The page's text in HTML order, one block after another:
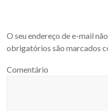
O seu endereço de e-mail
obrigatórios são marcados
Comentário